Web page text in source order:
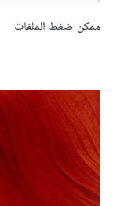
ممكن ضغط الملفات